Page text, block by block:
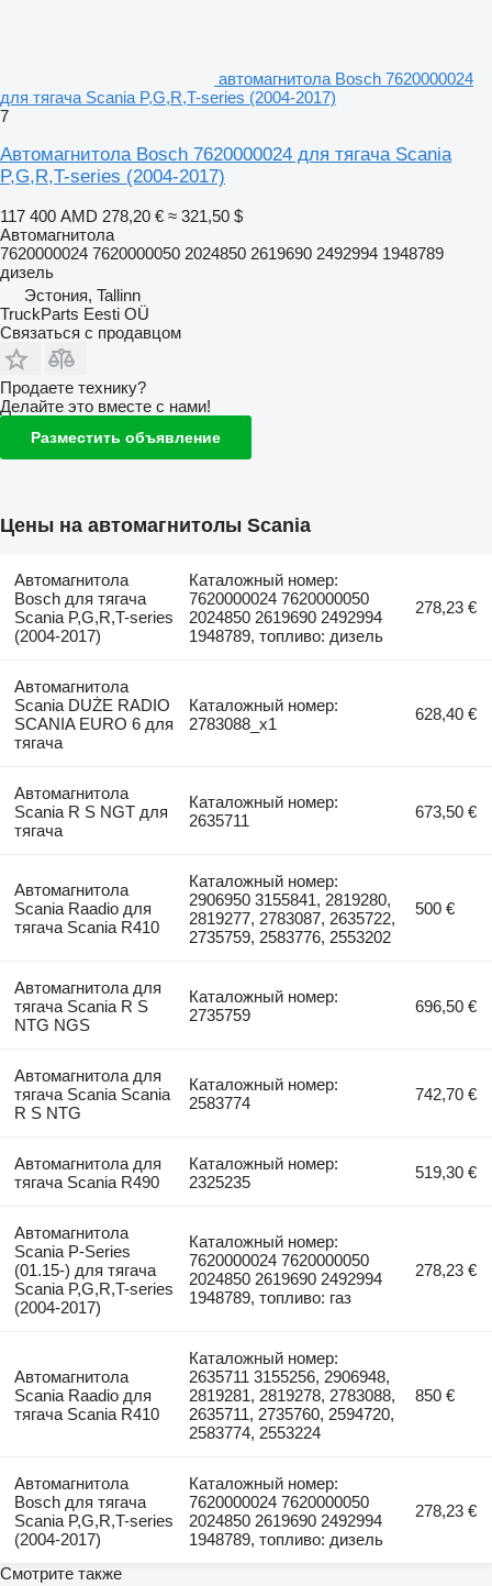
автомагнитола Bosch 7620000024
для тягача Scania P,G,R,T-series (2004-2017)
7
Автомагнитола Bosch 7620000024 для тягача Scania
P,G,R,T-series (2004-2017)
117 400 AMD 278,20 € ≈ 321,50 $
Автомагнитола
7620000024 7620000050 2024850 2619690 2492994 1948789
дизель
Эстония, Tallinn
TruckParts Eesti OÜ
Связаться с продавцом
Продаете технику?
Делайте это вместе с нами!
Разместить объявление
Цены на автомагнитолы Scania
Автомагнитола
Bosch для тягача
Scania P,G,R,T-series
(2004-2017)
Каталожный номер:
7620000024 7620000050
2024850 2619690 2492994
1948789, топливо: дизель
278,23 €
Автомагнитола
Scania DUŻE RADIO
SCANIA EURO 6 для
тягача
Каталожный номер:
2783088_x1
628,40 €
Автомагнитола
Scania R S NGT для
тягача
Каталожный номер:
2635711
673,50 €
Автомагнитола
Scania Raadio для
тягача Scania R410
Каталожный номер:
2906950 3155841, 2819280,
2819277, 2783087, 2635722,
2735759, 2583776, 2553202
500 €
Автомагнитола для
тягача Scania R S
NTG NGS
Каталожный номер:
2735759
696,50 €
Автомагнитола для
тягача Scania Scania
R S NTG
Каталожный номер:
2583774
742,70 €
Автомагнитола для
тягача Scania R490
Каталожный номер:
2325235
519,30 €
Автомагнитола
Scania P-Series
(01.15-) для тягача
Scania P,G,R,T-series
(2004-2017)
Каталожный номер:
7620000024 7620000050
2024850 2619690 2492994
1948789, топливо: газ
278,23 €
Автомагнитола
Scania Raadio для
тягача Scania R410
Каталожный номер:
2635711 3155256, 2906948,
2819281, 2819278, 2783088,
2635711, 2735760, 2594720,
2583774, 2553224
850 €
Автомагнитола
Bosch для тягача
Scania P,G,R,T-series
(2004-2017)
Каталожный номер:
7620000024 7620000050
2024850 2619690 2492994
1948789, топливо: дизель
278,23 €
Смотрите также